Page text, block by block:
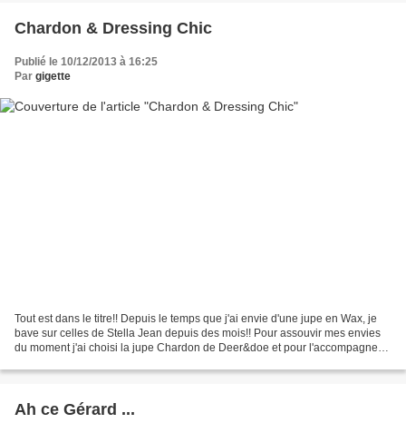
Chardon & Dressing Chic
Publié le 10/12/2013 à 16:25
Par gigette
Tout est dans le titre!! Depuis le temps que j'ai envie d'une jupe en Wax, je
bave sur celles de Stella Jean depuis des mois!! Pour assouvir mes envies
du moment j'ai choisi la jupe Chardon de Deer&doe et pour l'accompagner
Ah ce Gérard ...